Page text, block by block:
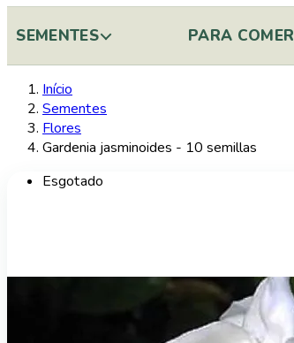
SEMENTES PARA COMER
Início
Sementes
Flores
Gardenia jasminoides - 10 semillas
Esgotado